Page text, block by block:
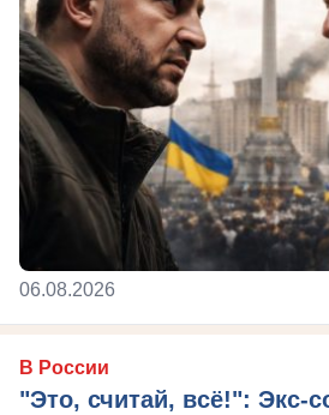
06.08.2026
В России
"Это, считай, всё!": Экс-